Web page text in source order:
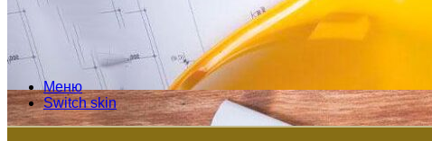
Меню
Switch skin